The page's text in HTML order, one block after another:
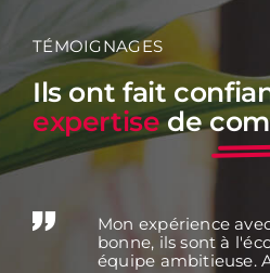
TÉMOIGNAGES
Ils ont fait
expertisede
la Hardt
Mon expérience
bonne, ils sont à
équipe ambitieuse.